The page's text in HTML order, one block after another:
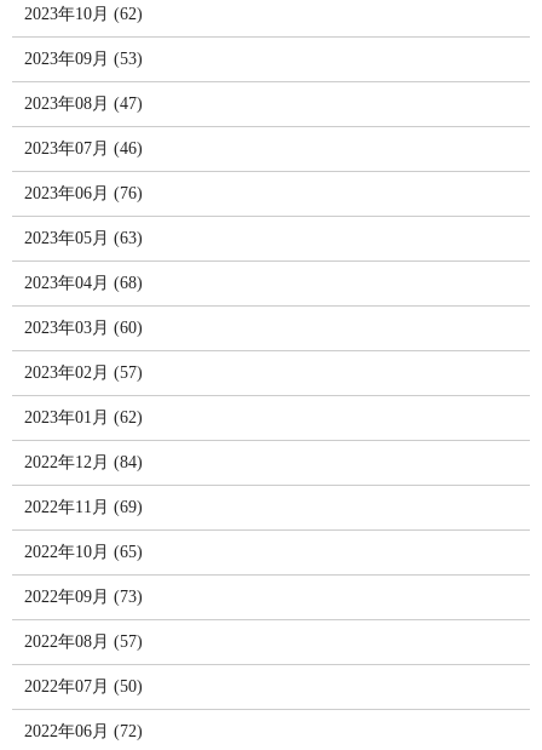
2023年10月 (62)
2023年09月 (53)
2023年08月 (47)
2023年07月 (46)
2023年06月 (76)
2023年05月 (63)
2023年04月 (68)
2023年03月 (60)
2023年02月 (57)
2023年01月 (62)
2022年12月 (84)
2022年11月 (69)
2022年10月 (65)
2022年09月 (73)
2022年08月 (57)
2022年07月 (50)
2022年06月 (72)